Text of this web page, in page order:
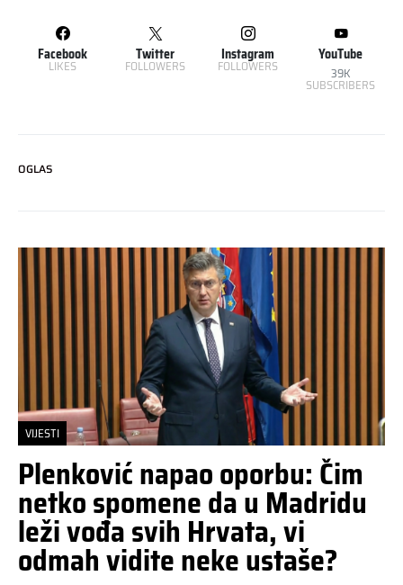
Facebook
LIKES
Twitter
FOLLOWERS
Instagram
FOLLOWERS
YouTube
39K
SUBSCRIBERS
OGLAS
VIJESTI
Plenković napao oporbu: Čim
netko spomene da u Madridu
leži vođa svih Hrvata, vi
odmah vidite neke ustaše?